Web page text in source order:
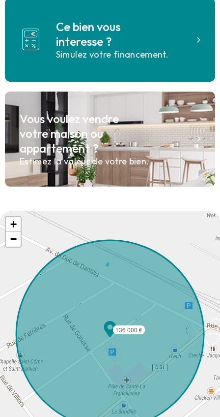
Ce bien vous
interesse ?
Simulez votre financement.
Vous voulez vendre
votre maison ou
appartement ?
Estimez la valeur de votre bien.
136 000 €
+
−